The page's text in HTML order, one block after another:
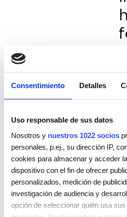
Consentimiento Detalles
Uso responsable de sus datos
Nosotros y nuestros 1022 socios
personales, p.ej., su dirección IP,
cookies para almacenar y acceder
dispositivo con el fin de ofrecer
personalizados, medición de
investigación de audiencia y
opción de seleccionar quién usa